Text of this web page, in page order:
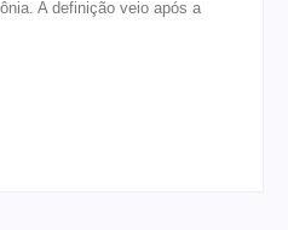
A definição veio após a